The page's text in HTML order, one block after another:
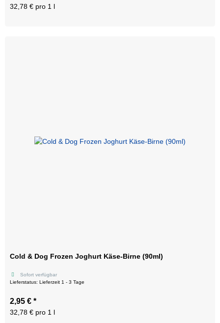
32,78 € pro 1 l
Cold & Dog Frozen Joghurt Käse-Birne (90ml)
Sofort verfügbar
Lieferstatus: Lieferzeit 1 - 3 Tage
2,95 € *
32,78 € pro 1 l